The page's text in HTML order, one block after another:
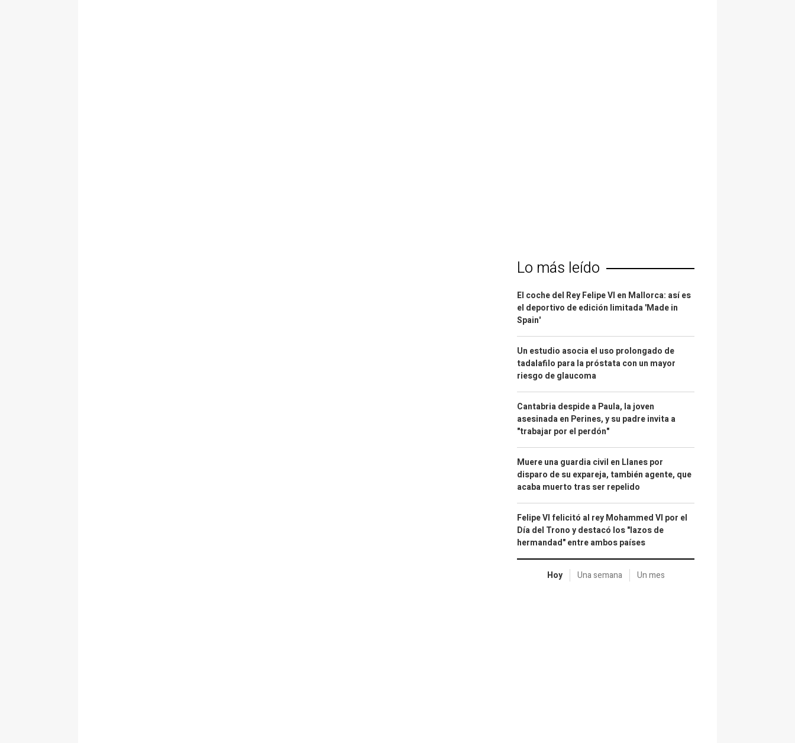
Lo más leído
El coche del Rey Felipe VI en Mallorca: así es
el deportivo de edición limitada 'Made in
Spain'
Un estudio asocia el uso prolongado de
tadalafilo para la próstata con un mayor
riesgo de glaucoma
Cantabria despide a Paula, la joven
asesinada en Perines, y su padre invita a
"trabajar por el perdón"
Muere una guardia civil en Llanes por
disparo de su expareja, también agente, que
acaba muerto tras ser repelido
Felipe VI felicitó al rey Mohammed VI por el
Día del Trono y destacó los "lazos de
hermandad" entre ambos países
Hoy Una semana Un mes